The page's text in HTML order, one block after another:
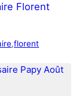
Florent
,florent